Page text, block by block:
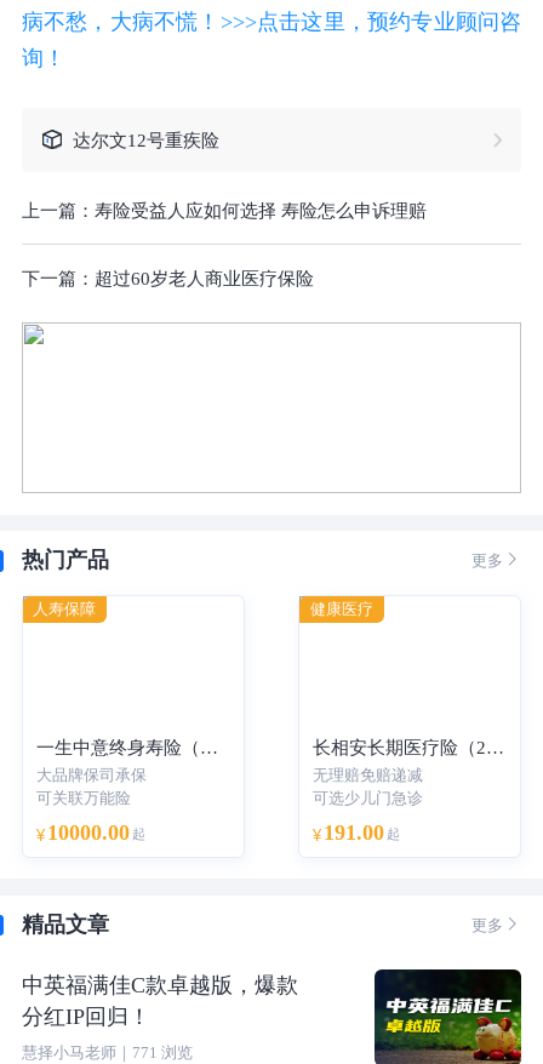
病不愁，大病不慌！>>>点击这里，预约专业顾问咨
询！
达尔文12号重疾险
上一篇： 寿险受益人应如何选择 寿险怎么申诉理赔
下一篇： 超过60岁老人商业医疗保险
热门产品 更多 
一生中意终身寿险（分红型）-年交
大品牌保司承保
可关联万能险
¥ 10000.00 起
人寿保障
长相安长期医疗险（20年保证续保）—个人版
无理赔免赔递减
可选少儿门急诊
¥ 191.00 起
健康医疗
精品文章 更多 
中英福满佳C款卓越版，爆款
分红IP回归！
慧择小马老师｜ 771 浏览